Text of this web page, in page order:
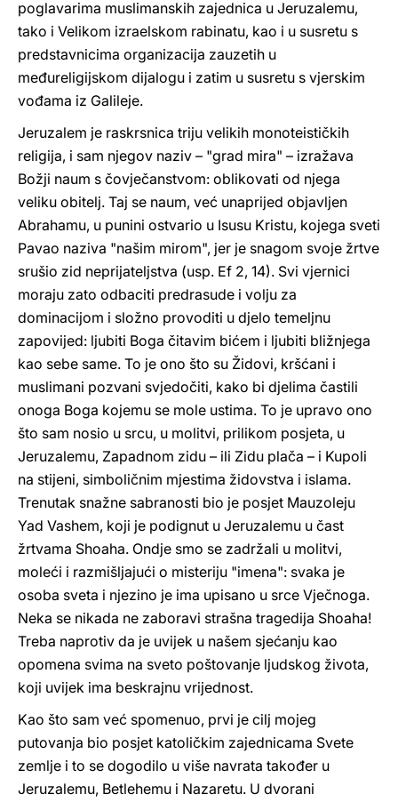
poglavarima muslimanskih zajednica u Jeruzalemu,
tako i Velikom izraelskom rabinatu, kao i u susretu s
predstavnicima organizacija zauzetih u
međureligijskom dijalogu i zatim u susretu s vjerskim
vođama iz Galileje.
Jeruzalem je raskrsnica triju velikih monoteističkih
religija, i sam njegov naziv – "grad mira" – izražava
Božji naum s čovječanstvom: oblikovati od njega
veliku obitelj. Taj se naum, već unaprijed objavljen
Abrahamu, u punini ostvario u Isusu Kristu, kojega sveti
Pavao naziva "našim mirom", jer je snagom svoje žrtve
srušio zid neprijateljstva (usp. Ef 2, 14). Svi vjernici
moraju zato odbaciti predrasude i volju za
dominacijom i složno provoditi u djelo temeljnu
zapovijed: ljubiti Boga čitavim bićem i ljubiti bližnjega
kao sebe same. To je ono što su Židovi, kršćani i
muslimani pozvani svjedočiti, kako bi djelima častili
onoga Boga kojemu se mole ustima. To je upravo ono
što sam nosio u srcu, u molitvi, prilikom posjeta, u
Jeruzalemu, Zapadnom zidu – ili Zidu plača – i Kupoli
na stijeni, simboličnim mjestima židovstva i islama.
Trenutak snažne sabranosti bio je posjet Mauzoleju
Yad Vashem, koji je podignut u Jeruzalemu u čast
žrtvama Shoaha. Ondje smo se zadržali u molitvi,
moleći i razmišljajući o misteriju "imena": svaka je
osoba sveta i njezino je ima upisano u srce Vječnoga.
Neka se nikada ne zaboravi strašna tragedija Shoaha!
Treba naprotiv da je uvijek u našem sjećanju kao
opomena svima na sveto poštovanje ljudskog života,
koji uvijek ima beskrajnu vrijednost.
Kao što sam već spomenuo, prvi je cilj mojeg
putovanja bio posjet katoličkim zajednicama Svete
zemlje i to se dogodilo u više navrata također u
Jeruzalemu, Betlehemu i Nazaretu. U dvorani